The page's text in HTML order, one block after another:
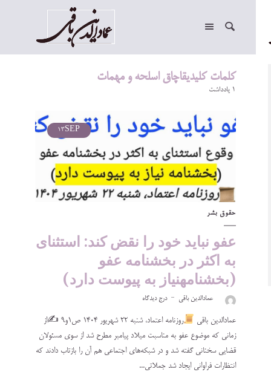
کلمات کلیدیقاچاق اسلحه و مهمات
1 یادداشت
SEP
13
حقوق بشر
عفو نباید خود را نقض ‌کند: استثنای
به اکثر در بخشنامه عفو
(بخشنامهنیاز به پیوست دارد)
عمادالدین باقی درج دیدگاه
عمادالدین باقی روزنامه اعتماد، ‌‌‌‌‌‌‌‌‌‌‌‌‌‌‌‌شنبه‌ ۲۲ شهریور ۱۴۰۴ ص۱و۹ ✍
از
زمانی که موضوع عفو به مناسبت میلاد پیامبر مطرح شد از سوی مسئولان
قضایی سخنانی گفته شد و در شبکه‌های اجتماعی هم آن را بازتاب دادند که
انتظارات فراوانی ایجاد شد جملاتی...